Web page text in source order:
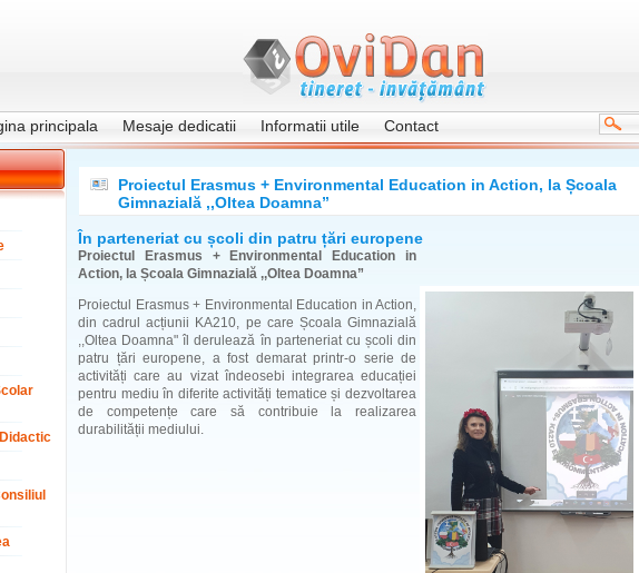
principala Mesaje dedicatii Informatii utile Contact
Proiectul Erasmus + Environmental Education in Action, la Școala
Gimnazială ,,Oltea Doamna”
În parteneriat cu școli din patru țări europene
Proiectul Erasmus + Environmental Education in
Action, la Școala Gimnazială ,,Oltea Doamna”
Proiectul Erasmus + Environmental Education in Action,
din cadrul acțiunii KA210, pe care Școala Gimnazială
,,Oltea Doamna" îl derulează în parteneriat cu școli din
patru țări europene, a fost demarat printr-o serie de
activități care au vizat îndeosebi integrarea educației
pentru mediu în diferite activități tematice și dezvoltarea
de competențe care să contribuie la realizarea
durabilității mediului.